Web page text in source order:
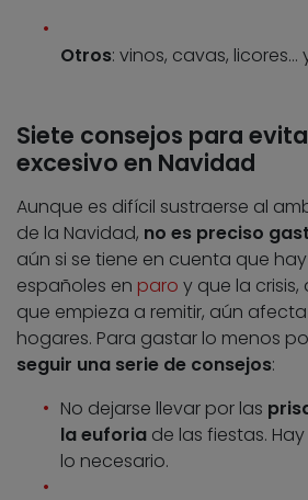
Otros: vinos, cavas,
Siete consejos para
excesivo en Navidad
Aunque es difícil sustraerse al
de la Navidad, no es preciso
aún si se tiene en cuenta que
españoles en paro y que la
que empieza a remitir, aún
hogares. Para gastar lo menos
seguir una serie de consejos:
No dejarse llevar por las
la euforia de las fiestas.
lo necesario.